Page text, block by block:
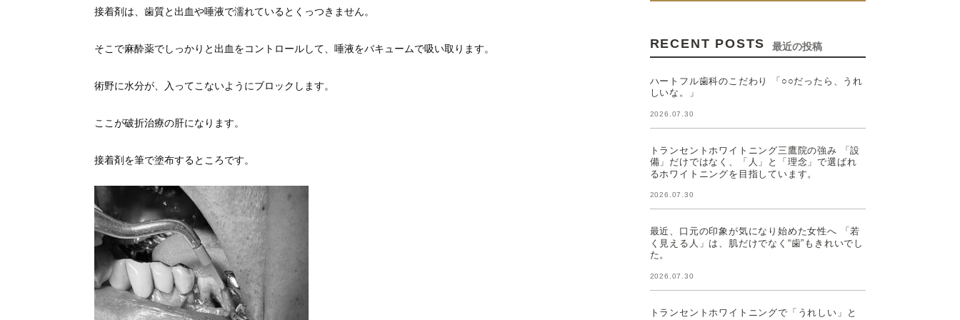
接着剤は、歯質と出血や唾液で濡れているとくっつきません。
そこで麻酔薬でしっかりと出血をコントロールして、唾液をバキュームで吸い取ります。
術野に水分が、入ってこないようにブロックします。
ここが破折治療の肝になります。
接着剤を筆で塗布するところです。
RECENT POSTS 最近の投稿
ハートフル歯科のこだわり 「○○だったら、うれ
しいな。」
2026.07.30
トランセントホワイトニング三鷹院の強み 「設
備」だけではなく、「人」と「理念」で選ばれ
るホワイトニングを目指しています。
2026.07.30
最近、口元の印象が気になり始めた女性へ 「若
く見える人」は、肌だけでなく“歯”もきれいでし
た。
2026.07.30
トランセントホワイトニングで「うれしい」と